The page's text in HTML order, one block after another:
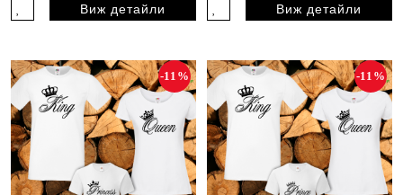
Виж детайли Виж детайли
-11% -11%